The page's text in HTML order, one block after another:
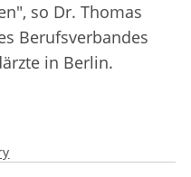
so Dr. Thomas
Berufsverbandes
in Berlin.